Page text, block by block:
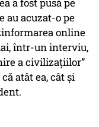
a fost pusă pe
au acuzat-o pe
online
într-un interviu,
a civilizațiilor”
atât ea, cât și